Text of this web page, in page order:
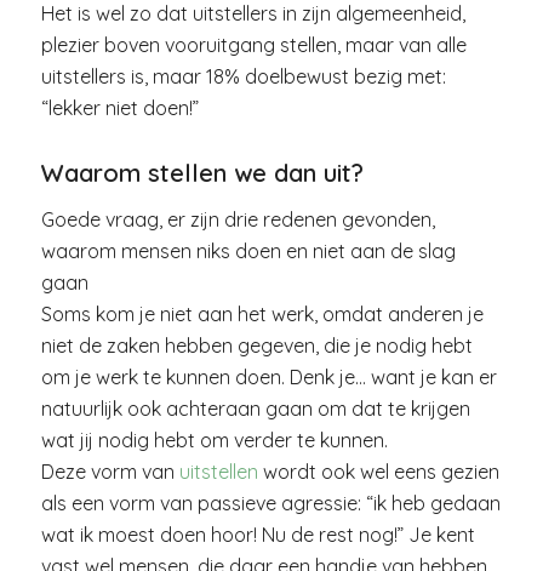
Het is wel zo dat uitstellers in zijn algemeenheid,
plezier boven vooruitgang stellen, maar van alle
uitstellers is, maar 18% doelbewust bezig met:
“lekker niet doen!”
Waarom stellen we dan uit?
Goede vraag, er zijn drie redenen gevonden,
waarom mensen niks doen en niet aan de slag
gaan
Soms kom je niet aan het werk, omdat anderen je
niet de zaken hebben gegeven, die je nodig hebt
om je werk te kunnen doen. Denk je… want je kan er
natuurlijk ook achteraan gaan om dat te krijgen
wat jij nodig hebt om verder te kunnen.
Deze vorm van uitstellen wordt ook wel eens gezien
als een vorm van passieve agressie: “ik heb gedaan
wat ik moest doen hoor! Nu de rest nog!” Je kent
vast wel mensen, die daar een handje van hebben.